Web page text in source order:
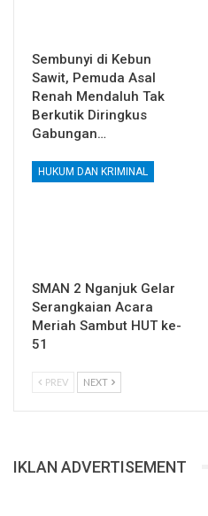
Sembunyi di Kebun
Sawit, Pemuda Asal
Renah Mendaluh Tak
Berkutik Diringkus
Gabungan…
HUKUM DAN KRIMINAL
SMAN 2 Nganjuk Gelar
Serangkaian Acara
Meriah Sambut HUT ke-
51
PREV NEXT
IKLAN ADVERTISEMENT